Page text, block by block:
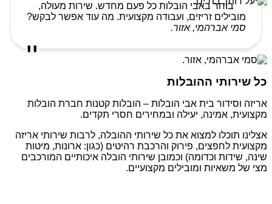
בוחר באבי הובלות כל פעם מחדש. שירות מעולה,
מובילים זריזים, ועבודה מקצועית. מה עוד אפשר לבקש?
סמי אברהמי, אזור.
כל שירותי ההובלות
אריזה וסידור בית אבי הובלות – הובלות קטנות חברת הובלות
מקצועית, אמינה, יעילה ובמחירים חסרי תקדים.
אצלינו תוכלו למצוא את כל שירותי ההובלה, לרבות שירותי אריזה
מקצועית לחפצים, פירוק והרכבת רהיטים (כגון: ארונות, מיטות
שינה, שידות וכדומה) וכמובן שירותי הובלה איכותיים המורכבים
מצי של משאיות ומובילים מקצועיים.